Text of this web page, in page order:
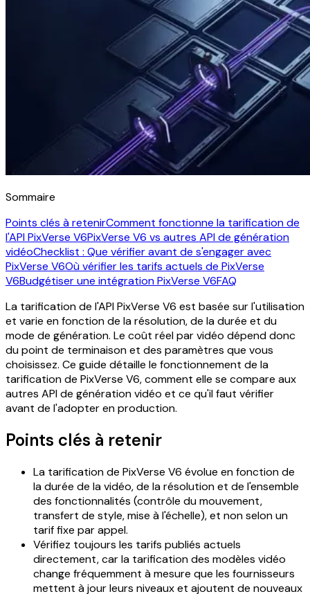
Sommaire
Points clés à retenirComment fonctionne la tarification de
l'API PixVerse V6PixVerse V6 vs autres API de génération
vidéoChecklist : Que vérifier avant de s'engager avec
PixVerse V6Où vérifier les tarifs actuels de PixVerse
V6Budgétiser une intégration PixVerse V6FAQ
La tarification de l'API PixVerse V6 est basée sur l'utilisation
et varie en fonction de la résolution, de la durée et du
mode de génération. Le coût réel par vidéo dépend donc
du point de terminaison et des paramètres que vous
choisissez. Ce guide détaille le fonctionnement de la
tarification de PixVerse V6, comment elle se compare aux
autres API de génération vidéo et ce qu'il faut vérifier
avant de l'adopter en production.
Points clés à retenir
La tarification de PixVerse V6 évolue en fonction de
la durée de la vidéo, de la résolution et de l'ensemble
des fonctionnalités (contrôle du mouvement,
transfert de style, mise à l'échelle), et non selon un
tarif fixe par appel.
Vérifiez toujours les tarifs publiés actuels
directement, car la tarification des modèles vidéo
change fréquemment à mesure que les fournisseurs
mettent à jour leurs niveaux et ajoutent de nouveaux